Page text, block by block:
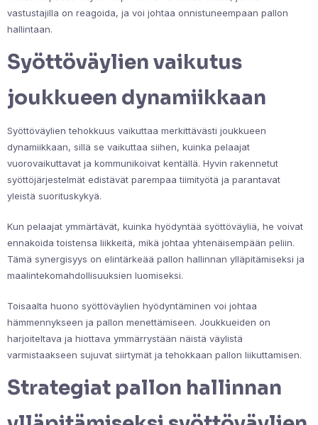
vastustajilla on reagoida, ja voi johtaa onnistuneempaan pallon
hallintaan.
Syöttöväylien vaikutus
joukkueen dynamiikkaan
Syöttöväylien tehokkuus vaikuttaa merkittävästi joukkueen
dynamiikkaan, sillä se vaikuttaa siihen, kuinka pelaajat
vuorovaikuttavat ja kommunikoivat kentällä. Hyvin rakennetut
syöttöjärjestelmät edistävät parempaa tiimityötä ja parantavat
yleistä suorituskykyä.
Kun pelaajat ymmärtävät, kuinka hyödyntää syöttöväyliä, he voivat
ennakoida toistensa liikkeitä, mikä johtaa yhtenäisempään peliin.
Tämä synergisyys on elintärkeää pallon hallinnan ylläpitämiseksi ja
maalintekomahdollisuuksien luomiseksi.
Toisaalta huono syöttöväylien hyödyntäminen voi johtaa
hämmennykseen ja pallon menettämiseen. Joukkueiden on
harjoiteltava ja hiottava ymmärrystään näistä väylistä
varmistaakseen sujuvat siirtymät ja tehokkaan pallon liikuttamisen.
Strategiat pallon hallinnan